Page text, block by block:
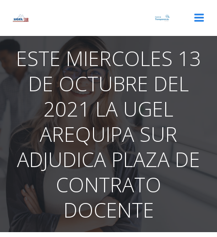
ESTE MIERCOLES 13
DE OCTUBRE DEL
2021 LA UGEL
AREQUIPA SUR
ADJUDICA PLAZA DE
CONTRATO
DOCENTE